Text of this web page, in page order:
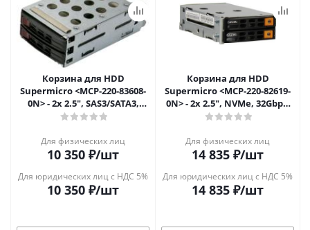
Корзина для HDD
Supermicro <MCP-220-83608-
0N> - 2x 2.5", SAS3/SATA3,
12Gbps, для SC836
Для физических лиц
10 350 ₽/шт
Для юридических лиц с НДС 5%
10 350 ₽/шт
Корзина для HDD
Supermicro <MCP-220-82619-
0N> - 2x 2.5", NVMe, 32Gbps,
для
Для физических лиц
14 835 ₽/шт
Для юридических лиц с НДС 5%
14 835 ₽/шт